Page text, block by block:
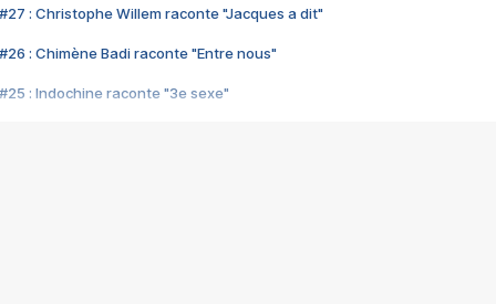
#27 : Christophe Willem raconte "Jacques a dit"
#26 : Chimène Badi raconte "Entre nous"
#25 : Indochine raconte "3e sexe"